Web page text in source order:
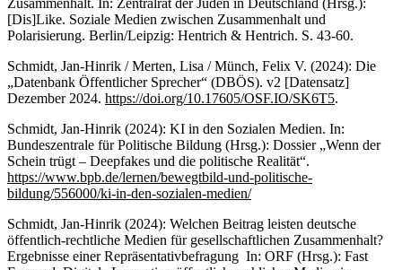
[Dis]Like. Soziale Medien zwischen Zusammenhalt und
Polarisierung. Berlin/Leipzig: Hentrich & Hentrich. S. 43-60.
Schmidt, Jan-Hinrik / Merten, Lisa / Münch, Felix V. (2024): Die
„Datenbank Öffentlicher Sprecher“ (DBÖS). v2 [Datensatz]
Dezember 2024. https://doi.org/10.17605/OSF.IO/SK6T5.
Schmidt, Jan-Hinrik (2024): KI in den Sozialen Medien. In:
Bundeszentrale für Politische Bildung (Hrsg.): Dossier „Wenn der
Schein trügt – Deepfakes und die politische Realität“.
https://www.bpb.de/lernen/bewegtbild-und-politische-
bildung/556000/ki-in-den-sozialen-medien/
Schmidt, Jan-Hinrik (2024): Welchen Beitrag leisten deutsche
öffentlich-rechtliche Medien für gesellschaftlichen Zusammenhalt?
Ergebnisse einer Repräsentativbefragung In: ORF (Hrsg.): Fast